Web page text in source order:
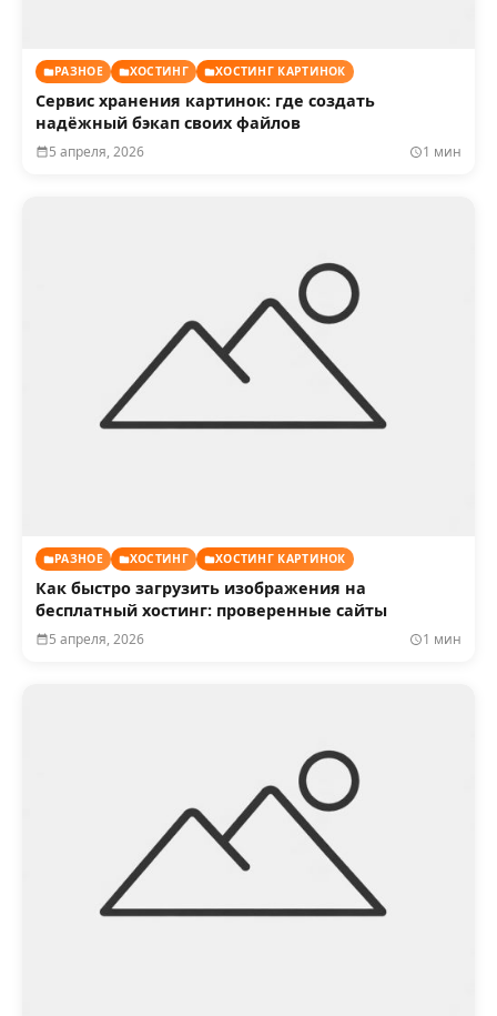
РАЗНОЕ ХОСТИНГ ХОСТИНГ КАРТИНОК
Сервис хранения картинок: где создать
надёжный бэкап своих файлов
5 апреля, 2026 1 мин
РАЗНОЕ ХОСТИНГ ХОСТИНГ КАРТИНОК
Как быстро загрузить изображения на
бесплатный хостинг: проверенные сайты
5 апреля, 2026 1 мин